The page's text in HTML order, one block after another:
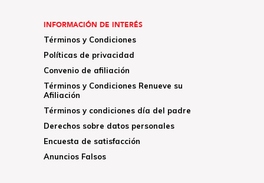
INFORMACIÓN DE INTERÉS
Términos y Condiciones
Políticas de privacidad
Convenio de afiliación
Términos y Condiciones Renueve su
Afiliación
Términos y condiciones día del padre
Derechos sobre datos personales
Encuesta de satisfacción
Anuncios Falsos